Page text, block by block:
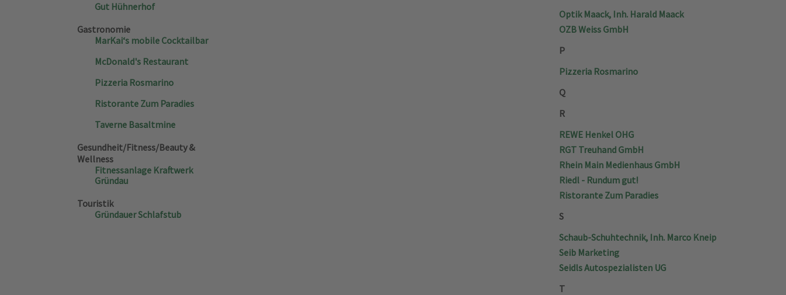
Gut Hühnerhof
Gastronomie
MarKai‘s mobile Cocktailbar
McDonald's Restaurant
Pizzeria Rosmarino
Ristorante Zum Paradies
Taverne Basaltmine
Gesundheit/Fitness/Beauty &
Wellness
Fitnessanlage Kraftwerk
Gründau
Touristik
Gründauer Schlafstub
Optik Maack, Inh. Harald Maack
OZB Weiss GmbH
P
Pizzeria Rosmarino
Q
R
REWE Henkel OHG
RGT Treuhand GmbH
Rhein Main Medienhaus GmbH
Riedl - Rundum gut!
Ristorante Zum Paradies
S
Schaub-Schuhtechnik, Inh. Marco Kneip
Seib Marketing
Seidls Autospezialisten UG
T